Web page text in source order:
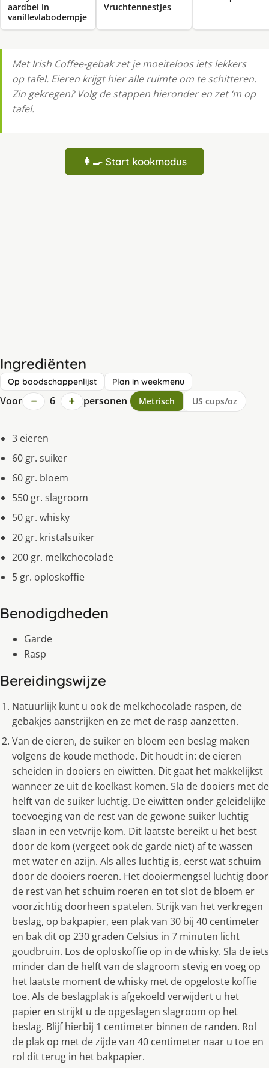
aardbei in
vanillevlabodempje
Vruchtennestjes
Met Irish Coffee-gebak zet je moeiteloos iets lekkers
op tafel. Eieren krijgt hier alle ruimte om te schitteren.
Zin gekregen? Volg de stappen hieronder en zet ‘m op
tafel.
👩‍🍳 Start kookmodus
Ingrediënten
Op boodschappenlijst Plan in weekmenu
Voor − 6 + personen Metrisch US cups/oz
3 eieren
60 gr. suiker
60 gr. bloem
550 gr. slagroom
50 gr. whisky
20 gr. kristalsuiker
200 gr. melkchocolade
5 gr. oploskoffie
Benodigdheden
Garde
Rasp
Bereidingswijze
Natuurlijk kunt u ook de melkchocolade raspen, de
gebakjes aanstrijken en ze met de rasp aanzetten.
Van de eieren, de suiker en bloem een beslag maken
volgens de koude methode. Dit houdt in: de eieren
scheiden in dooiers en eiwitten. Dit gaat het makkelijkst
wanneer ze uit de koelkast komen. Sla de dooiers met de
helft van de suiker luchtig. De eiwitten onder geleidelijke
toevoeging van de rest van de gewone suiker luchtig
slaan in een vetvrije kom. Dit laatste bereikt u het best
door de kom (vergeet ook de garde niet) af te wassen
met water en azijn. Als alles luchtig is, eerst wat schuim
door de dooiers roeren. Het dooiermengsel luchtig door
de rest van het schuim roeren en tot slot de bloem er
voorzichtig doorheen spatelen. Strijk van het verkregen
beslag, op bakpapier, een plak van 30 bij 40 centimeter
en bak dit op 230 graden Celsius in 7 minuten licht
goudbruin. Los de oploskoffie op in de whisky. Sla de iets
minder dan de helft van de slagroom stevig en voeg op
het laatste moment de whisky met de opgeloste koffie
toe. Als de beslagplak is afgekoeld verwijdert u het
papier en strijkt u de opgeslagen slagroom op het
beslag. Blijf hierbij 1 centimeter binnen de randen. Rol
de plak op met de zijde van 40 centimeter naar u toe en
rol dit terug in het bakpapier.